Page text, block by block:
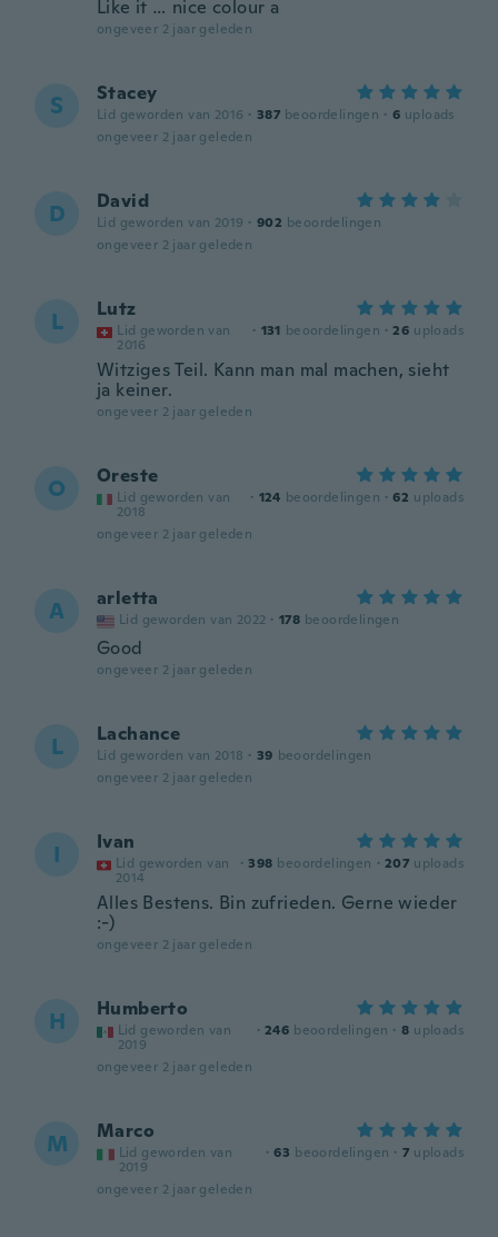
Like it … nice colour a
ongeveer 2 jaar geleden
S Stacey
Lid geworden van 2016 · 387 beoordelingen · 6 uploads
ongeveer 2 jaar geleden
D David
Lid geworden van 2019 · 902 beoordelingen
ongeveer 2 jaar geleden
L Lutz
Lid geworden van
2016
· 131 beoordelingen · 26 uploads
Witziges Teil. Kann man mal machen, sieht
ja keiner.
ongeveer 2 jaar geleden
O Oreste
Lid geworden van
2018
· 124 beoordelingen · 62 uploads
ongeveer 2 jaar geleden
A arletta
Lid geworden van 2022 · 178 beoordelingen
Good
ongeveer 2 jaar geleden
L Lachance
Lid geworden van 2018 · 39 beoordelingen
ongeveer 2 jaar geleden
I Ivan
Lid geworden van
2014
· 398 beoordelingen · 207 uploads
Alles Bestens. Bin zufrieden. Gerne wieder
:-)
ongeveer 2 jaar geleden
H Humberto
Lid geworden van
2019
· 246 beoordelingen · 8 uploads
ongeveer 2 jaar geleden
M Marco
Lid geworden van
2019
· 63 beoordelingen · 7 uploads
ongeveer 2 jaar geleden